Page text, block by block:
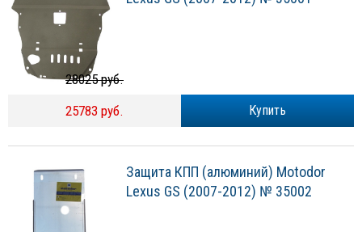
Купить
28025 руб.
25783 руб.
Защита КПП (алюминий) Motodor
Lexus GS (2007-2012) № 35002